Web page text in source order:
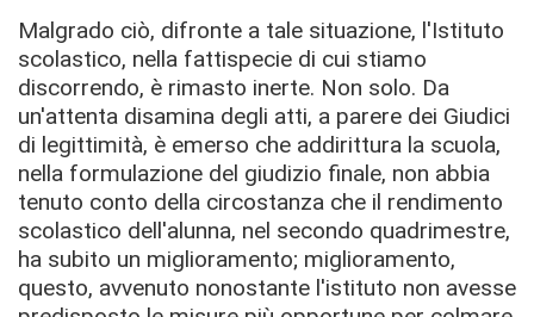
Malgrado ciò, difronte a tale situazione, l'Istituto
scolastico, nella fattispecie di cui stiamo
discorrendo, è rimasto inerte. Non solo. Da
un'attenta disamina degli atti, a parere dei Giudici
di legittimità, è emerso che addirittura la scuola,
nella formulazione del giudizio finale, non abbia
tenuto conto della circostanza che il rendimento
scolastico dell'alunna, nel secondo quadrimestre,
ha subito un miglioramento; miglioramento,
questo, avvenuto nonostante l'istituto non avesse